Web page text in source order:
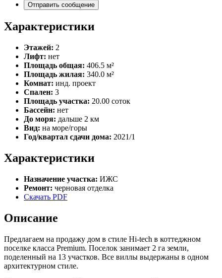
Отправить сообщение
Характеристики
Этажей: 2
Лифт: нет
Площадь общая: 406.5 м²
Площадь жилая: 340.0 м²
Комнат: инд. проект
Спален: 3
Площадь участка: 20.00 соток
Бассейн: нет
До моря: дальше 2 км
Вид: на море/горы
Год/квартал сдачи дома: 2021/1
Характеристики
Назначение участка: ИЖС
Ремонт: черновая отделка
Скачать PDF
Описание
Предлагаем на продажу дом в стиле Hi-tech в коттеджном
поселке класса Premium. Поселок занимает 2 га земли,
поделенный на 13 участков. Все виллы выдержаны в одном
архитектурном стиле.